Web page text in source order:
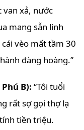
van xả, nước
mang sẵn linh
vèo mất tầm 30
đàng hoàng.”
B): “Tôi tuổi
rất sợ gọi thợ lạ
tiền triệu.